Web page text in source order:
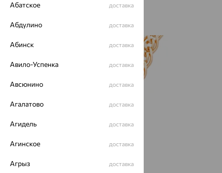
Абатское доставка
Абдулино доставка
Абинск доставка
Авило-Успенка доставка
Авсюнино доставка
Агалатово доставка
Агидель доставка
Агинское доставка
Агрыз доставка